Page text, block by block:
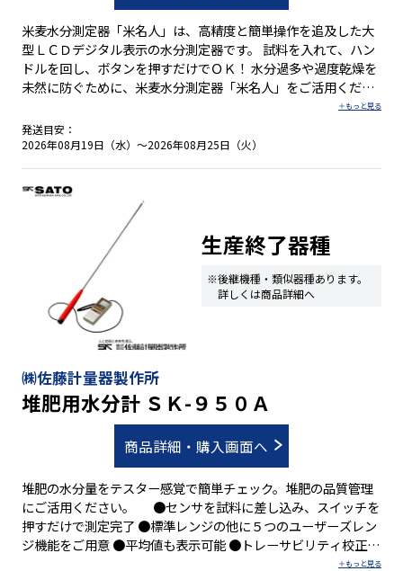
米麦水分測定器「米名人」は、高精度と簡単操作を追及した大
型ＬＣＤデジタル表示の水分測定器です。 試料を入れて、ハン
ドルを回し、ボタンを押すだけでＯＫ！ 水分過多や過度乾燥を
未然に防ぐために、米麦水分測定器「米名人」をご活用くださ
回数最大９回までの平均値を表示 ●オートパワーオフ機能搭載
発送目安：
2026年08月19日（水）～2026年08月25日（火）
㈱佐藤計量器製作所
堆肥用水分計 ＳＫ-９５０Ａ
商品詳細・購入画面へ
堆肥の水分量をテスター感覚で簡単チェック。堆肥の品質管理
にご活用ください。 ●センサを試料に差し込み、スイッチを
押すだけで測定完了 ●標準レンジの他に５つのユーザーズレン
ジ機能をご用意 ●平均値も表示可能 ●トレーサビリティ校正：
生産終了器種
※後継機種・類似器種あります。
詳しくは商品詳細へ